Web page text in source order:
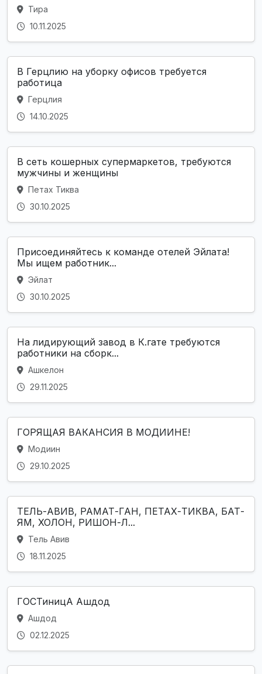
Тира
10.11.2025
В Герцлию на уборку офисов требуется
работица
Герцлия
14.10.2025
В сеть кошерных супермаркетов, требуются
мужчины и женщины
Петах Тиква
30.10.2025
Присоединяйтесь к команде отелей Эйлата!
Мы ищем работник...
Эйлат
30.10.2025
На лидирующий завод в К.гате требуются
работники на сборк...
Ашкелон
29.11.2025
ГОРЯЩАЯ ВАКАНСИЯ В МОДИИНЕ!
Модиин
29.10.2025
ТЕЛЬ-АВИВ, РАМАТ-ГАН, ПЕТАХ-ТИКВА, БАТ-
ЯМ, ХОЛОН, РИШОН-Л...
Тель Авив
18.11.2025
ГОСТиницА Ашдод
Ашдод
02.12.2025